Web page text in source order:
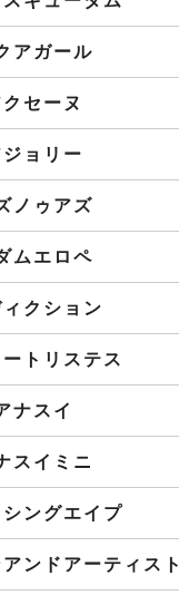
アガール
クセーヌ
ジョリー
ノゥアズ
ムエロペ
クション
トリステス
ナスイ
スイミニ
ングエイプ
ンドアーティスト